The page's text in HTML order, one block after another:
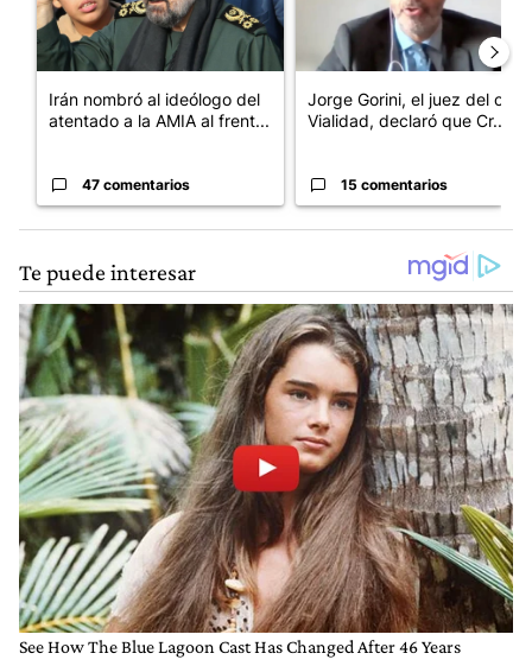
Irán nombró al ideólogo del
atentado a la AMIA al frent...
47 comentarios
Jorge Gorini, el juez del caso
Vialidad, declaró que Cr...
15 comentarios